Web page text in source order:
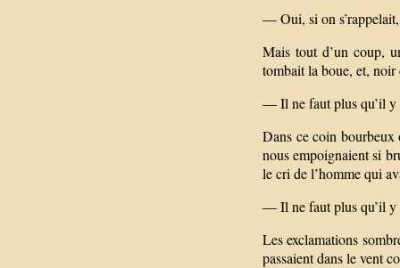
— Oui, si on
Mais tout d’un coup,
tombait la boue, et,
— Il ne faut plus qu’il y
Dans ce coin bourbeux
nous empoignaient si
le cri de l’homme qui
— Il ne faut plus qu’il y
Les exclamations
passaient dans le vent